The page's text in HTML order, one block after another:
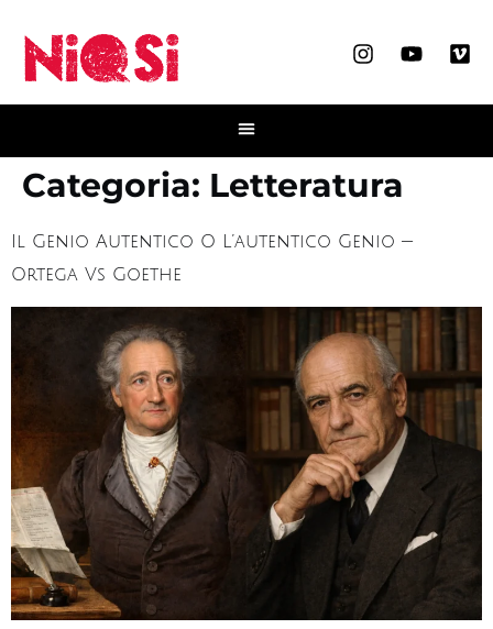
Categoria: Letteratura
Il Genio Autentico O L’autentico Genio —
Ortega Vs Goethe